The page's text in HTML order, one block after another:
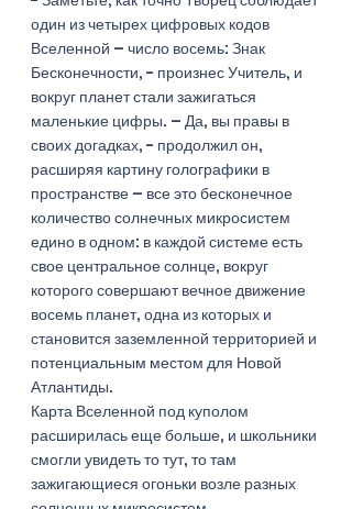
один из четырех цифровых кодов
Вселенной – число восемь: Знак
Бесконечности, - произнес Учитель, и
вокруг планет стали зажигаться
маленькие цифры. – Да, вы правы в
своих догадках, - продолжил он,
расширяя картину голографики в
пространстве – все это бесконечное
количество солнечных микросистем
едино в одном: в каждой системе есть
свое центральное солнце, вокруг
которого совершают вечное движение
восемь планет, одна из которых и
становится заземленной территорией и
потенциальным местом для Новой
Атлантиды.
Карта Вселенной под куполом
расширилась еще больше, и школьники
смогли увидеть то тут, то там
зажигающиеся огоньки возле разных